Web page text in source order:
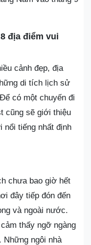
địa điểm vui
cảnh đẹp, địa
di tích lịch sử
có một chuyến đi
cũng sẽ giới thiệu
nổi tiếng nhất định
chưa bao giờ hết
đây tiếp đón đến
và ngoài nước.
thấy ngỡ ngàng
ngôi nhà